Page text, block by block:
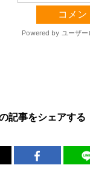
記事をシェアする